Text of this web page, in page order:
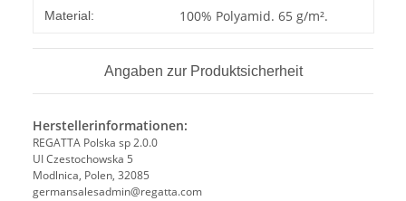
Produkteigenschaft
Wert
Material: 100% Polyamid. 65 g/m².
Angaben zur Produktsicherheit
Herstellerinformationen:
REGATTA Polska sp 2.0.0
UI Czestochowska 5
Modlnica, Polen, 32085
germansalesadmin@regatta.com